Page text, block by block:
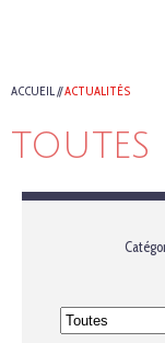
ACCUEIL//ACTUALITÉS
TOUTES